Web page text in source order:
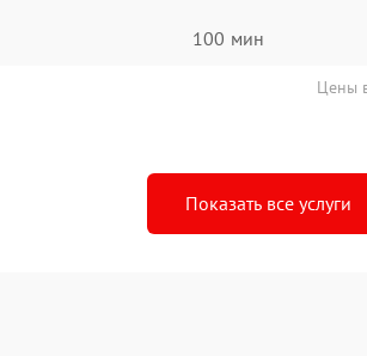
100 мин
Цены
Показать все услуги